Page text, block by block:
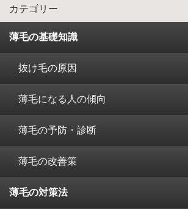
カテゴリー
薄毛の基礎知識
抜け毛の原因
薄毛になる人の傾向
薄毛の予防・診断
薄毛の改善策
薄毛の対策法